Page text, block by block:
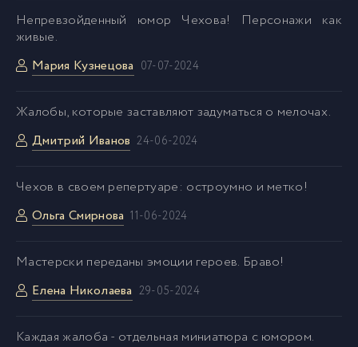
Непревзойденный юмор Чехова! Персонажи как
живые.
Мария Кузнецова 07-07-2024
Жалобы, которые заставляют задуматься о мелочах.
Дмитрий Иванов 24-06-2024
Чехов в своем репертуаре: остроумно и метко!
Ольга Смирнова 11-06-2024
Мастерски переданы эмоции героев. Браво!
Елена Николаева 29-05-2024
Каждая жалоба - отдельная миниатюра с юмором.